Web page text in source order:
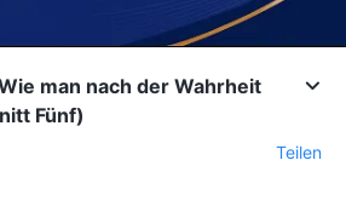
man nach der Wahrheit
Fünf)
Teilen